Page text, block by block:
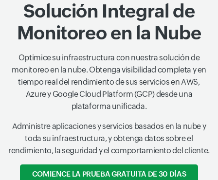
Solución Integral de
Monitoreo en la Nube
Optimice su infraestructura con nuestra solución de
monitoreo en la nube. Obtenga visibilidad completa y en
tiempo real del rendimiento de sus servicios en AWS,
Azure y Google Cloud Platform (GCP) desde una
plataforma unificada.
Administre aplicaciones y servicios basados en la nube y
toda su infraestructura, y obtenga datos sobre el
rendimiento, la seguridad y el comportamiento del cliente.
COMIENCE LA PRUEBA GRATUITA DE 30 DÍAS